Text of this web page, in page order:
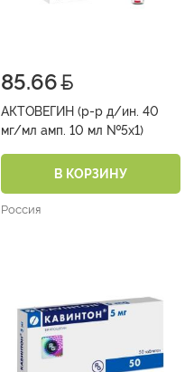
85.66
АКТОВЕГИН (р-р д/ин. 40
мг/мл амп. 10 мл №5х1)
В КОРЗИНУ
Россия